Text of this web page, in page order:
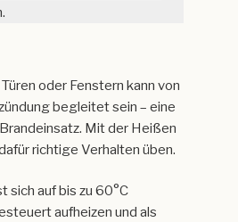
oder Fenstern kann von
begleitet sein – eine
Mit der Heißen
richtige Verhalten üben.
sich auf bis zu 60°C
aufheizen und als